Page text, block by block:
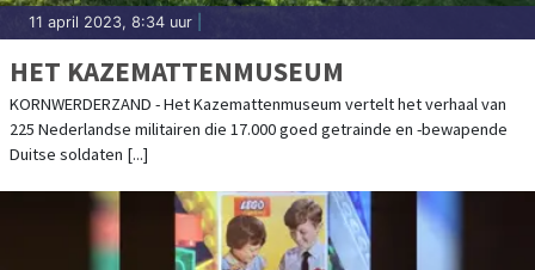
11 april 2023, 8:34 uur
HET KAZEMATTENMUSEUM
KORNWERDERZAND - Het Kazemattenmuseum vertelt het verhaal van
225 Nederlandse militairen die 17.000 goed getrainde en -bewapende
Duitse soldaten [...]